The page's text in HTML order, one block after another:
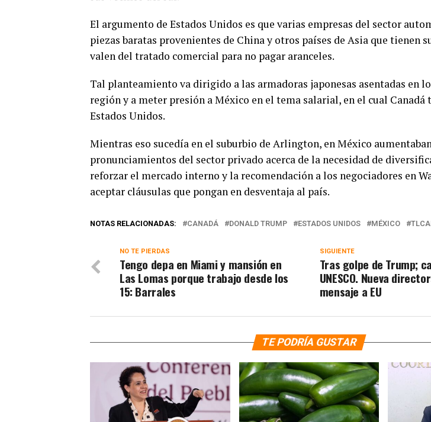
El argumento de Estados Unidos es que varias empresas del sector
piezas baratas provenientes de China y otros países de Asia que tienen
valen del tratado comercial para no pagar aranceles.
Tal planteamiento va dirigido a las armadoras japonesas asentadas en
región y a meter presión a México en el tema salarial, en el cual Canadá
Estados Unidos.
Mientras eso sucedía en el suburbio de Arlington, en México
pronunciamientos del sector privado acerca de la necesidad de
reforzar el mercado interno y la recomendación a los negociadores en
aceptar cláusulas que pongan en desventaja al país.
NOTAS RELACIONADAS: CANADÁ DONALD TRUMP ESTADOS UNIDOS MÉXICO
SIGUIENTE
Tras golpe de Trump;
UNESCO. Nueva
mensaje a EU
NO TE PIERDAS
Tengo depa en Miami y mansión en
Las Lomas porque trabajo desde los
15: Barrales
TE PODRÍA GUSTAR